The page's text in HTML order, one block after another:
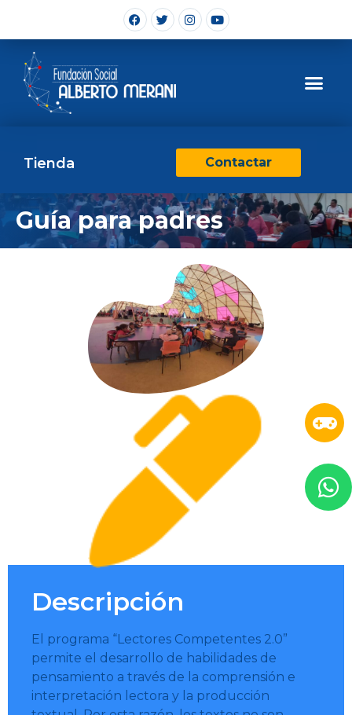
Tienda Contactar
Guía para padres
Descripción
El programa “Lectores Competentes 2.0”
permite el desarrollo de habilidades de
pensamiento a través de la comprensión e
interpretación lectora y la producción